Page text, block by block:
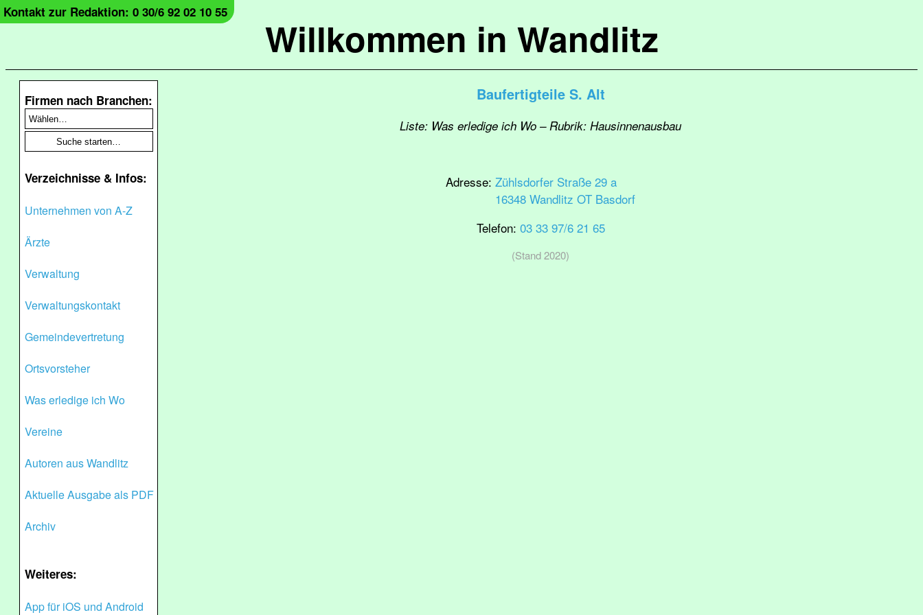
Willkommen in Wandlitz
Kontakt zur Redaktion: 0 30/6 92 02 10 55
Firmen nach Branchen:
Verzeichnisse & Infos:
Unternehmen von A-Z
Ärzte
Verwaltung
Verwaltungskontakt
Gemeindevertretung
Ortsvorsteher
Was erledige ich Wo
Vereine
Autoren aus Wandlitz
Aktuelle Ausgabe als PDF
Archiv
Weiteres:
App für iOS und Android
Baufertigteile S. Alt
Liste: Was erledige ich Wo – Rubrik: Hausinnenausbau
Adresse: Zühlsdorfer Straße 29 a
16348 Wandlitz OT Basdorf
Telefon: 03 33 97/6 21 65
(Stand 2020)